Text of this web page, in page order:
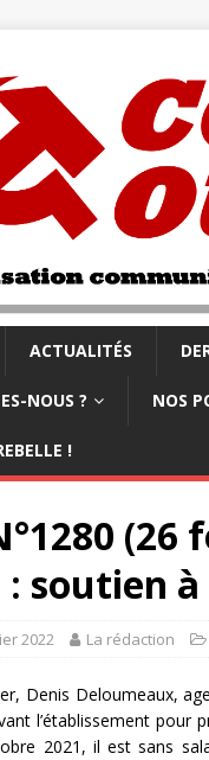
ACTUALITÉS
NOUS ? NOS
!
(26
: soutien
2022 La rédaction
Denis Deloumeaux,
l’établissement pour
2021, il est sans